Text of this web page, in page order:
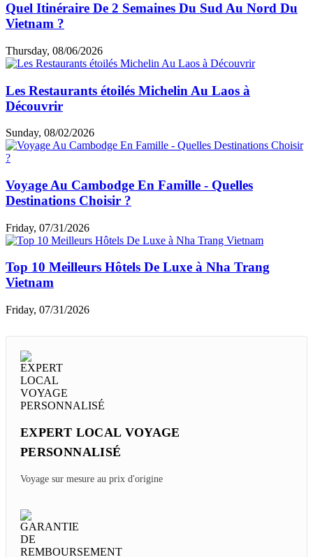
Quel Itinéraire De 2 Semaines Du Sud Au Nord Du
Vietnam ?
Thursday, 08/06/2026
Les Restaurants étoilés Michelin Au Laos à
Découvrir
Sunday, 08/02/2026
Voyage Au Cambodge En Famille - Quelles
Destinations Choisir ?
Friday, 07/31/2026
Top 10 Meilleurs Hôtels De Luxe à Nha Trang
Vietnam
Friday, 07/31/2026
EXPERT LOCAL VOYAGE
PERSONNALISÉ
Voyage sur mesure au prix d'origine